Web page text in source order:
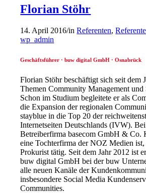
Florian Stöhr
14. April 2016/inReferenten,
wp_admin
Geschäftsführer · buw digital GmbH · Osnabrück
Florian Stöhr beschäftigt sich seit dem
Themen Community Management und
Schon im Studium begleitete er als
die Expansion der regionalen
stayblue in die Top 20 der
Internetseiten Deutschlands (IVW).
Betreiberfirma basecom GmbH & Co.
eine Tochterfirma der NOZ Medien ist,
Prokurist tätig. Seit dem Jahr 2012 ist
buw digital GmbH bei der buw
alle neuen Kanäle der
insbesondere Social Media
Communities.